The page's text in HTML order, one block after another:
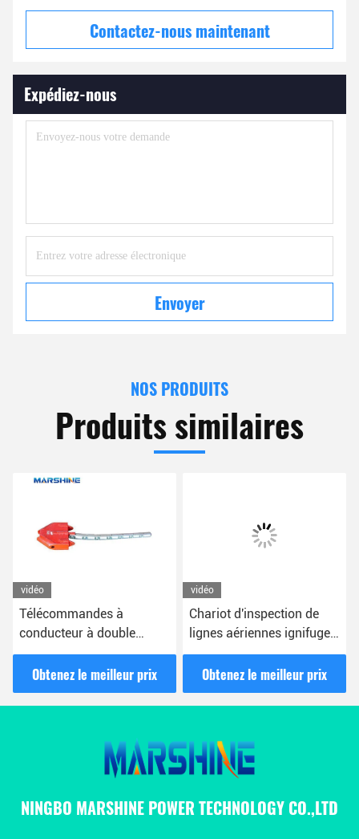
Contactez-nous maintenant
Expédiez-nous
Envoyer
NOS PRODUITS
Produits similaires
vidéo
Télécommandes à
conducteur à double
bande aérienne
indépendantes pour les
lignes électriques
aériennes
Obtenez le meilleur prix
vidéo
Chariot d'inspection de
lignes aériennes ignifuges
pour deux paquets
Obtenez le meilleur prix
NINGBO MARSHINE POWER TECHNOLOGY CO.,LTD